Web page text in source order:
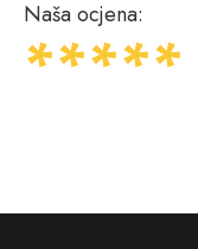
Naša ocjena: